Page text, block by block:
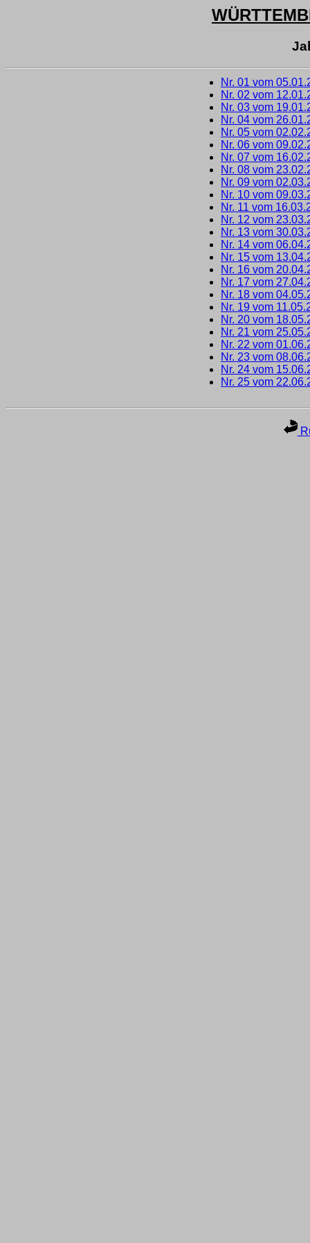
Nr. 01 vom
Nr. 02 vom
Nr. 03 vom
Nr. 04 vom
Nr. 05 vom
Nr. 06 vom
Nr. 07 vom
Nr. 08 vom
Nr. 09 vom
Nr. 10 vom
Nr. 11 vom
Nr. 12 vom
Nr. 13 vom
Nr. 14 vom
Nr. 15 vom
Nr. 16 vom
Nr. 17 vom
Nr. 18 vom
Nr. 19 vom
Nr. 20 vom
Nr. 21 vom
Nr. 22 vom
Nr. 23 vom
Nr. 24 vom
Nr. 25 vom